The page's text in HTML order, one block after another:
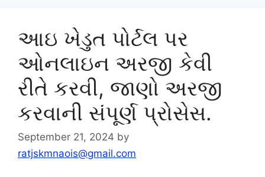
આઇ ખેડુત પોર્ટલ પર
ઓનલાઇન અરજી કેવી
રીતે કરવી, જાણો અરજી
કરવાની સંપૂર્ણ પ્રોસેસ.
September 21, 2024 by
ratjskmnaois@gmail.com